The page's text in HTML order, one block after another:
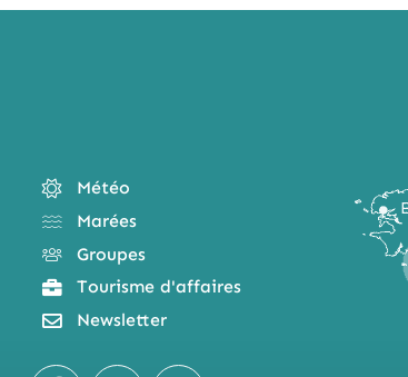
Météo
Marées
Groupes
Tourisme d'affaires
Newsletter